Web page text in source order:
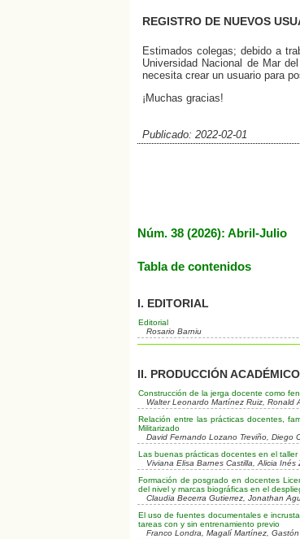
REGISTRO DE NUEVOS
Estimados colegas; debido a
Universidad Nacional de Mar
necesita crear un usuario para
¡Muchas gracias!
Publicado: 2022-02-01
Núm. 38 (2026): Abril-Julio
Tabla de contenidos
I. EDITORIAL
Editorial
Rosario Barniu
II. PRODUCCIÓN
Construcción de la jerga docente como
Walter Leonardo Martínez Ruiz, Ronald
Relación entre las prácticas docentes,
Militarizado
David Fernando Lozano Treviño, Diego
Las buenas prácticas docentes en el
Viviana Elisa Barnes Castilla, Alicia
Formación de posgrado en docentes
del nivel y marcas biográficas en el
Claudia Becerra Gutierrez, Jonathan
El uso de fuentes documentales e
tareas con y sin entrenamiento previo
Franco Londra, Magalí Martínez,